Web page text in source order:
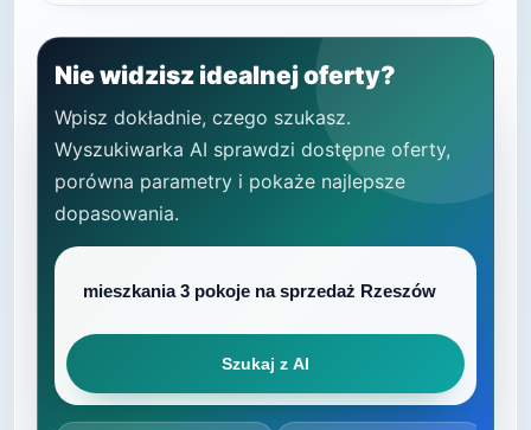
Nie widzisz idealnej oferty?
Wpisz dokładnie, czego szukasz.
Wyszukiwarka AI sprawdzi dostępne oferty,
porówna parametry i pokaże najlepsze
dopasowania.
Szukaj z AI